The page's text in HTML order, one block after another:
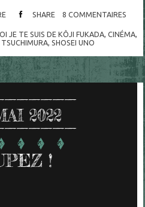
SHARE 8 COMMENTAIRES
JE TE SUIS DE KÔJI FUKADA ,CINÉMA
, SHOSEI UNO
2022
!